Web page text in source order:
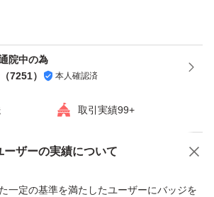
院中の為
（7251） 本人確認済
取引実績99+
ーザーの実績について
一定の基準を満たしたユーザーにバッジを
談 商品への質問